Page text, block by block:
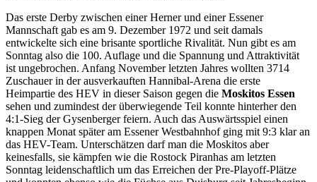
Das erste Derby zwischen einer Herner und einer Essener
Mannschaft gab es am 9. Dezember 1972 und seit damals
entwickelte sich eine brisante sportliche Rivalität. Nun gibt es am
Sonntag also die 100. Auflage und die Spannung und Attraktivität
ist ungebrochen. Anfang November letzten Jahres wollten 3714
Zuschauer in der ausverkauften Hannibal-Arena die erste
Heimpartie des HEV in dieser Saison gegen die Moskitos Essen
sehen und zumindest der überwiegende Teil konnte hinterher den
4:1-Sieg der Gysenberger feiern. Auch das Auswärtsspiel einen
knappen Monat später am Essener Westbahnhof ging mit 9:3 klar an
das HEV-Team. Unterschätzen darf man die Moskitos aber
keinesfalls, sie kämpfen wie die Rostock Piranhas am letzten
Sonntag leidenschaftlich um das Erreichen der Pre-Playoff-Plätze